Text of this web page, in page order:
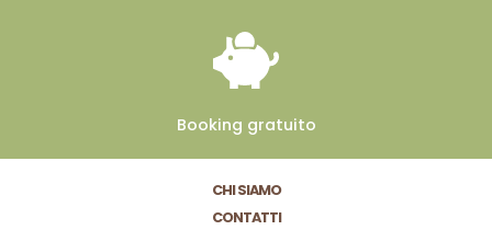
Booking gratuito
CHI SIAMO
CONTATTI